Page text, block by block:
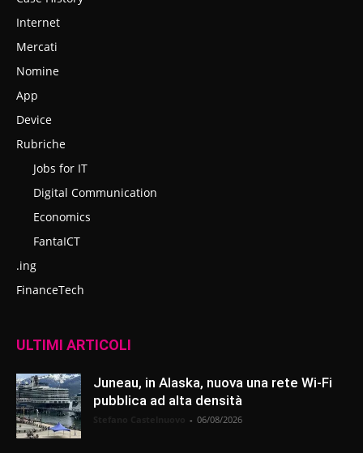
Internet
Mercati
Nomine
App
Device
Rubriche
Jobs for IT
Digital Communication
Economics
FantaICT
.ing
FinanceTech
ULTIMI ARTICOLI
Juneau, in Alaska, nuova una rete Wi-Fi
pubblica ad alta densità
- 06/08/2026